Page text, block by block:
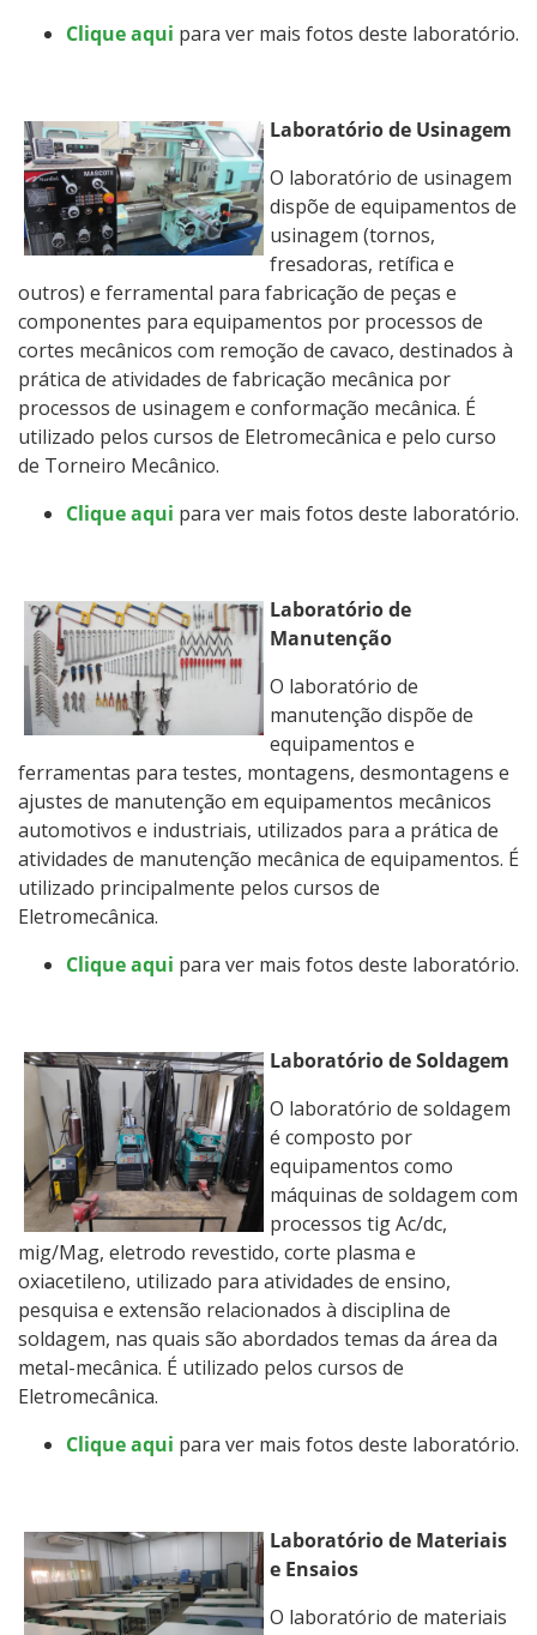
Clique aqui para ver mais fotos deste laboratório.
Laboratório de Usinagem
O laboratório de usinagem
dispõe de equipamentos de
usinagem (tornos,
fresadoras, retífica e
outros) e ferramental para fabricação de peças e
componentes para equipamentos por processos de
cortes mecânicos com remoção de cavaco, destinados à
prática de atividades de fabricação mecânica por
processos de usinagem e conformação mecânica. É
utilizado pelos cursos de Eletromecânica e pelo curso
de Torneiro Mecânico.
Clique aqui para ver mais fotos deste laboratório.
Laboratório de
Manutenção
O laboratório de
manutenção dispõe de
equipamentos e
ferramentas para testes, montagens, desmontagens e
ajustes de manutenção em equipamentos mecânicos
automotivos e industriais, utilizados para a prática de
atividades de manutenção mecânica de equipamentos. É
utilizado principalmente pelos cursos de
Eletromecânica.
Clique aqui para ver mais fotos deste laboratório.
Laboratório de Soldagem
O laboratório de soldagem
é composto por
equipamentos como
máquinas de soldagem com
processos tig Ac/dc,
mig/Mag, eletrodo revestido, corte plasma e
oxiacetileno, utilizado para atividades de ensino,
pesquisa e extensão relacionados à disciplina de
soldagem, nas quais são abordados temas da área da
metal-mecânica. É utilizado pelos cursos de
Eletromecânica.
Clique aqui para ver mais fotos deste laboratório.
Laboratório de Materiais
e Ensaios
O laboratório de materiais